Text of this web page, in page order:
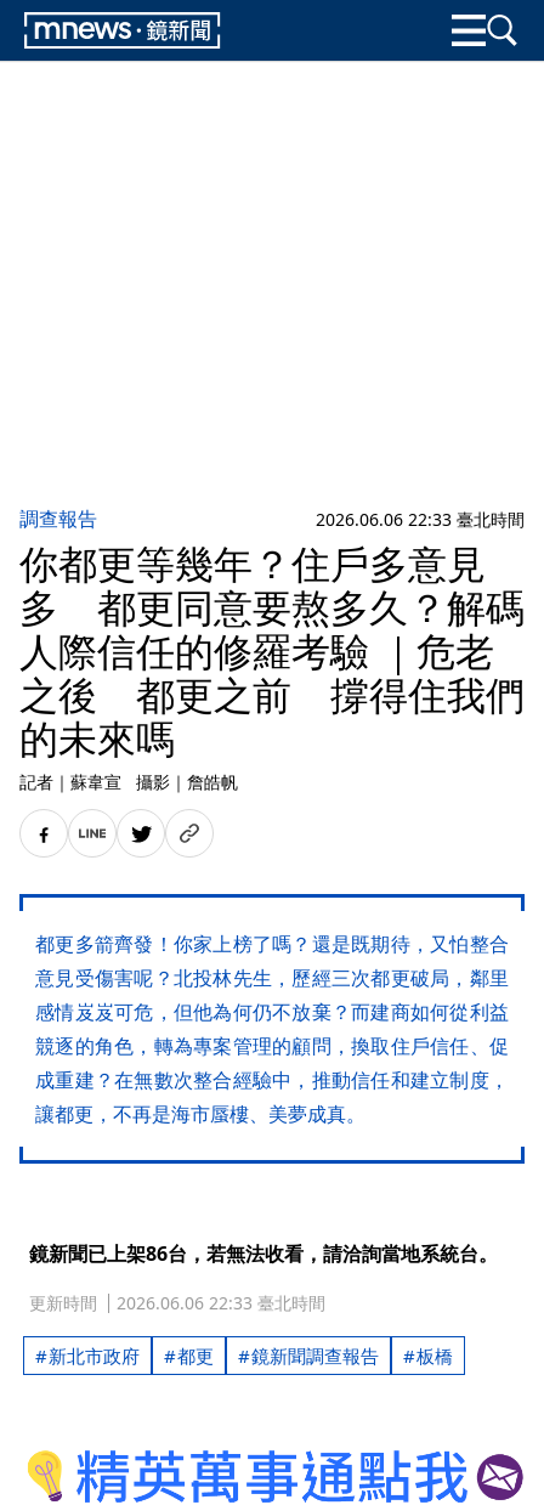
調查報告 2026.06.06 22:33 臺北時間
你都更等幾年？住戶多意見
多 都更同意要熬多久？解碼
人際信任的修羅考驗 ｜危老
之後 都更之前 撐得住我們
的未來嗎
記者 ｜ 蘇韋宣 攝影 ｜ 詹皓帆
都更多箭齊發！你家上榜了嗎？還是既期待，又怕整合
意見受傷害呢？北投林先生，歷經三次都更破局，鄰里
感情岌岌可危，但他為何仍不放棄？而建商如何從利益
競逐的角色，轉為專案管理的顧問，換取住戶信任、促
成重建？在無數次整合經驗中，推動信任和建立制度，
讓都更，不再是海市蜃樓、美夢成真。
鏡新聞已上架86台，若無法收看，請洽詢當地系統台。
更新時間 2026.06.06 22:33 臺北時間
新北市政府 都更 鏡新聞調查報告 板橋